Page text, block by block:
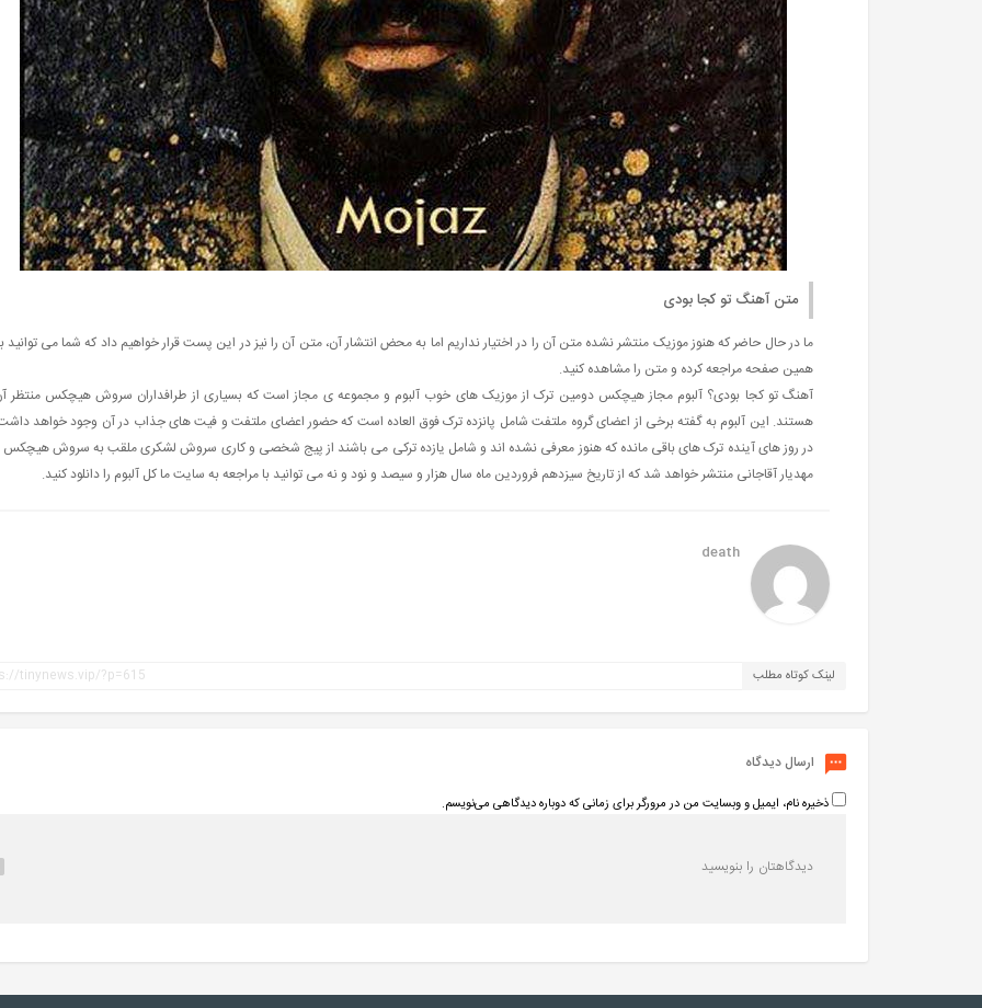
متن آهنگ تو کجا بودی
ما در حال حاضر که هنوز موزیک منتشر نشده متن آن را در اختیار نداریم اما به محض انتشار آن، متن آن را نیز در این پست قرار خواهیم داد که شما می توانید
همین صفحه مراجعه کرده و متن را مشاهده کنید.
آهنگ تو کجا بودی؟ آلبوم مجاز هیچکس دومین ترک از موزیک های خوب آلبوم و مجموعه ی مجاز است که بسیاری از طرافداران سروش هیچکس منتظر
هستند. این آلبوم به گفته برخی از اعضای گروه ملتفت شامل پانزده ترک فوق العاده است که حضور اعضای ملتفت و فیت های جذاب در آن وجود خواهد
در روز های آینده ترک های باقی مانده که هنوز معرفی نشده اند و شامل یازده ترکی می باشند از پیج شخصی و کاری سروش لشکری ملقب به سروش هیچکس
مهدیار آقاجانی منتشر خواهد شد که از تاریخ سیزدهم فروردین ماه سال هزار و سیصد و نود و نه می توانید با مراجعه به سایت ما کل آلبوم را دانلود کنید.
death
لینک کوتاه مطلب
ارسال دیدگاه
ذخیره نام، ایمیل و وبسایت من در مرورگر برای زمانی که دوباره دیدگاهی می‌نویسم.